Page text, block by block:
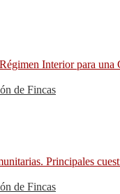
Interior para una
de Fincas
Principales
de Fincas